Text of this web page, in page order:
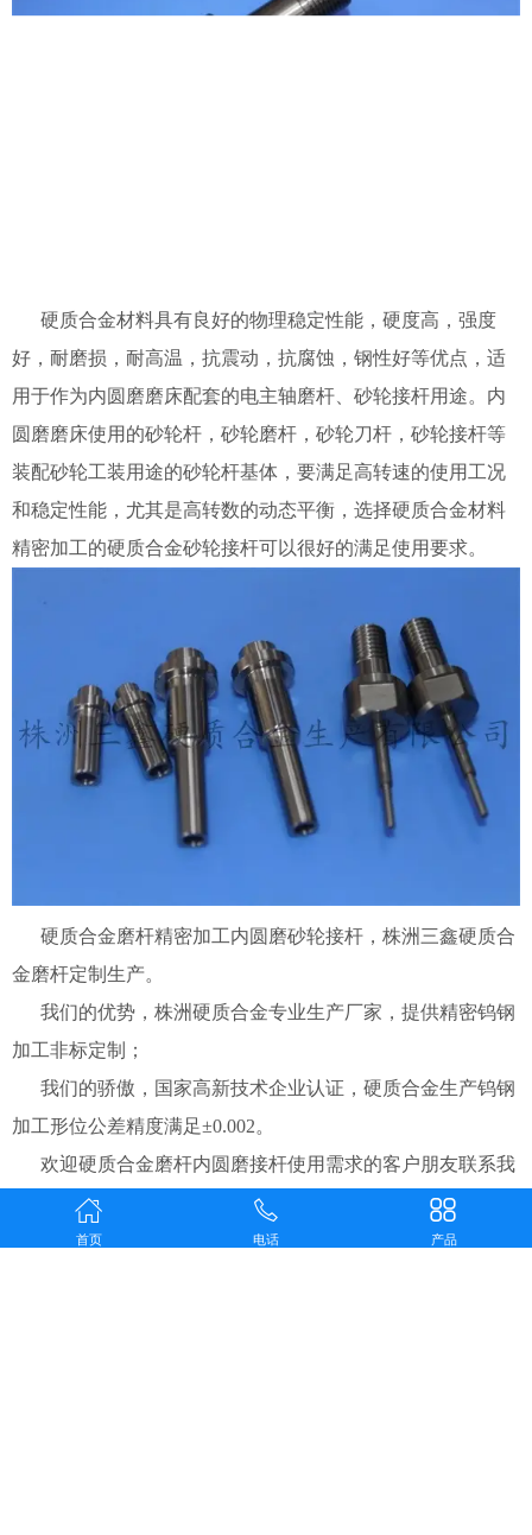
硬质合金材料具有良好的物理稳定性能，硬度高，强度
好，耐磨损，耐高温，抗震动，抗腐蚀，钢性好等优点，适
用于作为内圆磨磨床配套的电主轴磨杆、砂轮接杆用途。内
圆磨磨床使用的砂轮杆，砂轮磨杆，砂轮刀杆，砂轮接杆等
装配砂轮工装用途的砂轮杆基体，要满足高转速的使用工况
和稳定性能，尤其是高转数的动态平衡，选择硬质合金材料
精密加工的硬质合金砂轮接杆可以很好的满足使用要求。
硬质合金磨杆精密加工内圆磨砂轮接杆，株洲三鑫硬质合
金磨杆定制生产。
我们的优势，株洲硬质合金专业生产厂家，提供精密钨钢
加工非标定制；
我们的骄傲，国家高新技术企业认证，硬质合金生产钨钢
加工形位公差精度满足±0.002。
欢迎硬质合金磨杆内圆磨接杆使用需求的客户朋友联系我
们，钨钢生产加工全国免费服务热线：400-0013-139。
首页 电话 产品